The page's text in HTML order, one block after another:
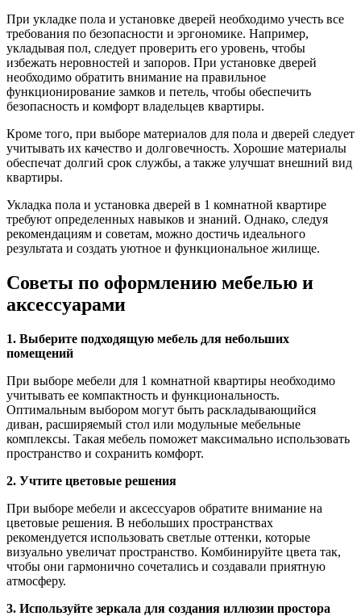
При укладке пола и установке дверей необходимо учесть все
требования по безопасности и эргономике. Например,
укладывая пол, следует проверить его уровень, чтобы
избежать неровностей и запоров. При установке дверей
необходимо обратить внимание на правильное
функционирование замков и петель, чтобы обеспечить
безопасность и комфорт владельцев квартиры.
Кроме того, при выборе материалов для пола и дверей следует
учитывать их качество и долговечность. Хорошие материалы
обеспечат долгий срок службы, а также улучшат внешний вид
квартиры.
Укладка пола и установка дверей в 1 комнатной квартире
требуют определенных навыков и знаний. Однако, следуя
рекомендациям и советам, можно достичь идеального
результата и создать уютное и функциональное жилище.
Советы по оформлению мебелью и
аксессуарами
1. Выберите подходящую мебель для небольших
помещений
При выборе мебели для 1 комнатной квартиры необходимо
учитывать ее компактность и функциональность.
Оптимальным выбором могут быть раскладывающийся
диван, расширяемый стол или модульные мебельные
комплексы. Такая мебель поможет максимально использовать
пространство и сохранить комфорт.
2. Учтите цветовые решения
При выборе мебели и аксессуаров обратите внимание на
цветовые решения. В небольших пространствах
рекомендуется использовать светлые оттенки, которые
визуально увеличат пространство. Комбинируйте цвета так,
чтобы они гармонично сочетались и создавали приятную
атмосферу.
3. Используйте зеркала для создания иллюзии простора